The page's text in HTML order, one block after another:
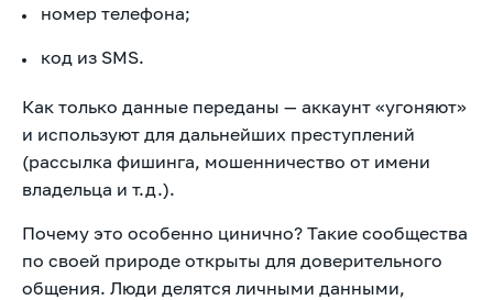
номер телефона;
код из SMS.
Как только данные переданы — аккаунт «угоняют»
и используют для дальнейших преступлений
(рассылка фишинга, мошенничество от имени
владельца и т.д.).
Почему это особенно цинично? Такие сообщества
по своей природе открыты для доверительного
общения. Люди делятся личными данными,